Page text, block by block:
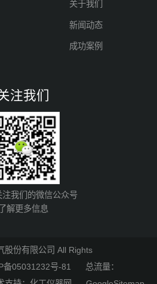
关于我们
新闻动态
成功案例
注我们
注我们的微信公众号
了解更多信息
股份有限公司 All Rights
备05031232号-81 总流量：